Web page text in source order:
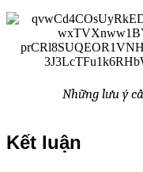
Những lưu ý
Kết luận